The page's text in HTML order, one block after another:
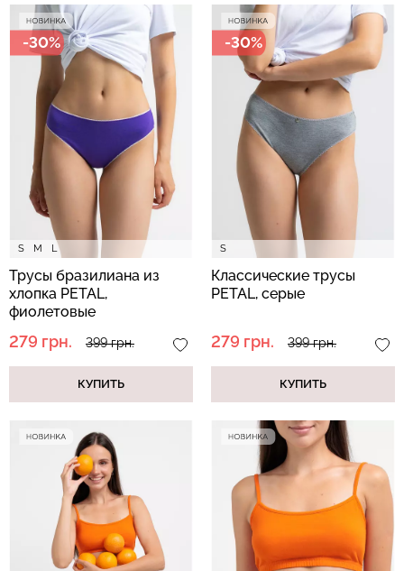
S M L
-30%
Трусы бразилиана из
хлопка PETAL,
фиолетовые
279 грн. 399 грн.
КУПИТЬ
S
-30%
Классические трусы
PETAL, серые
279 грн. 399 грн.
КУПИТЬ
Бесшовные стринги
STRING BRIEFS (черный)
Giulia
179 грн.
299 грн.
Топ на бретелях в рубчик
CAMI TOP RIB black
(черный) Giulia
299 грн.
499 грн.
Топ на бретелях в рубчик
CAMI TOP RIB white
(белый) Giulia
Бесшовный топ на тонких
бретелях CAMI TOP
(белый) Giulia